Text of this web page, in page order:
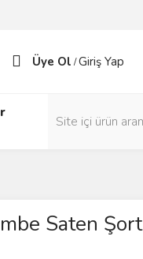
Üye Ol /Giriş Yap
Saten Şort